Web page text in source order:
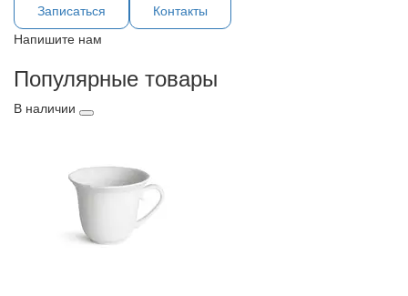
Записаться
Контакты
Напишите нам
Популярные товары
В наличии